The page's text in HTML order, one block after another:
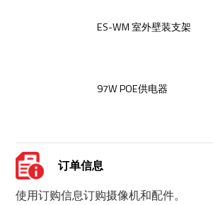
ES-WM 室外壁装支架
97W POE供电器
订单信息
使用订购信息订购摄像机和配件。